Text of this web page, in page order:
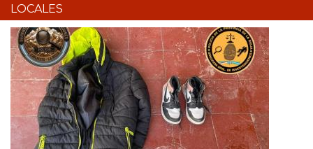
LOCALES